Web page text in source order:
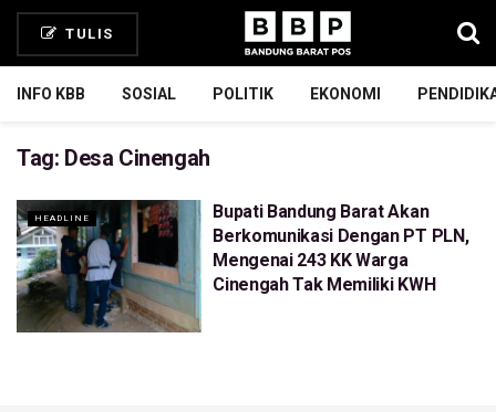
TULIS
INFO KBB SOSIAL POLITIK EKONOMI
Tag: Desa Cinengah
HEADLINE
Bupati Bandung Barat Akan
Berkomunikasi Dengan PT PLN,
Mengenai 243 KK Warga
Cinengah Tak Memiliki KWH